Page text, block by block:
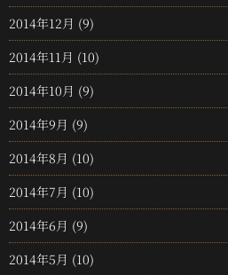
2014年12月 (9)
2014年11月 (10)
2014年10月 (9)
2014年9月 (9)
2014年8月 (10)
2014年7月 (10)
2014年6月 (9)
2014年5月 (10)